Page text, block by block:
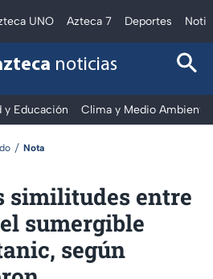
UNO Azteca 7 Deportes
noticias
y Educación Clima y Medio Ambiente
Nota
similitudes entre
sumergible
según